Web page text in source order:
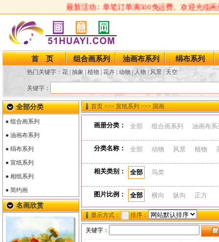
最新活动：单笔订单满500免运费。欢迎光临画
首 页 组合画系列 油画布系列 绢布系列
热门关键字： 花 抽象 植物 花卉 动物 人物 风景 天空
关键字：
首页>>> 宣纸系列 >>> 国画
画册分类： 全部 组合画系列 油画布系
分类名称： 全部 动物 风景 植物
相关类别： 全部 鸟类
图片比例： 全部 横向 纵向 正方
显示方式： 排序：
关键字：
全部分类
● 组合画系列
● 油画布系列
● 绢布系列
● 宣纸系列
● 相纸系列
● 简约画
名画欣赏